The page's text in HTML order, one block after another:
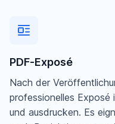
PDF-Exposé
Nach der
professionelles Exposé
und ausdrucken. Es